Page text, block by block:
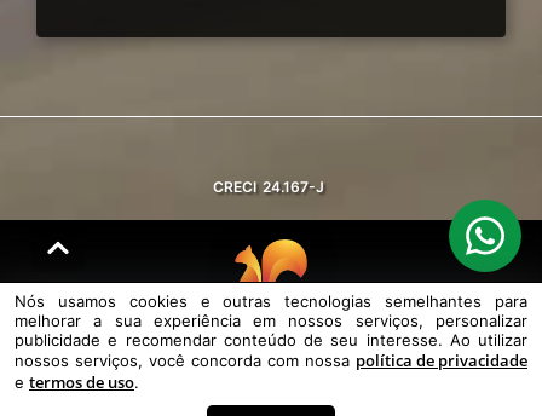
CRECI 24.167-J
© DESENVOLVIDO PELAAGIL.NET
Nós usamos cookies e outras tecnologias semelhantes para melhorar a
sua experiência em nossos serviços, personalizar publicidade e
Nós usamos cookies e outras tecnologias semelhantes para
melhorar a sua experiência em nossos serviços, personalizar
publicidade e recomendar conteúdo de seu interesse. Ao utilizar
nossos serviços, você concorda com nossa política de privacidade
e termos de uso.